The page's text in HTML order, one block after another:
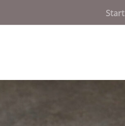
Start